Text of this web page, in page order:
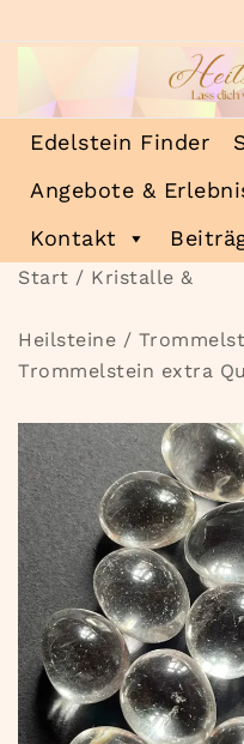
Inhalt
Heilsteinmagie
Lass dich verzaubern
Edelstein Finder
Angebote &
Kontakt
Start / Kristalle &
Heilsteine /
Trommelstein extra